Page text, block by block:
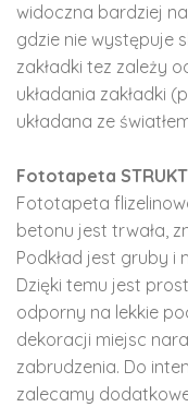
widoczna bardziej
gdzie nie występuje
zakładki tez zależy
układania zakładki
układana ze
Fototapeta
Fototapeta
betonu jest trwała,
Podkład jest gruby i
Dzięki temu jest
odporny na lekkie
dekoracji miejsc
zabrudzenia. Do
zalecamy